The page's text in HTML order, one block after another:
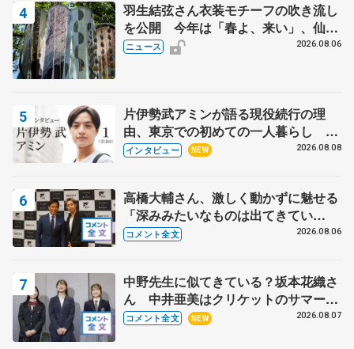
羽生結弦さん衣装モチーフの吹き流し
を公開 今年は「春よ、来い」、仙台
の瑞鳳殿
ニュース 2026.08.06
片伊勢武アミンが語る現役続行の理
由、東京での初めての一人暮らし 注
目スケーターの「今」に迫る
インタビュー NEW 2026.08.08
高橋大輔さん、激しく動かずに魅せる
「深みみたいなものは出てきてい
る？」 〝兄さん〟と慕うレジェンド
コメント全文 2026.08.06
中野先生に似てきている？坂本花織さ
ん 中井亜美はクリケットのサマーキ
ャンプに 島田麻央はたくさん試合に
コメント全文 NEW 2026.08.07